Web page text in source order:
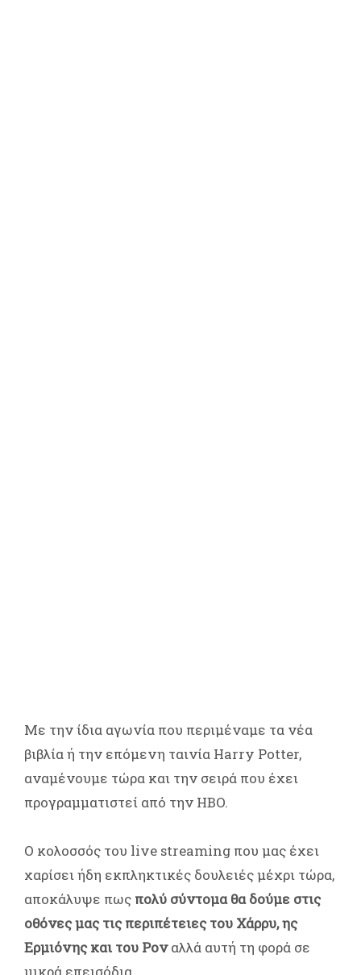
Με την ίδια αγωνία που περιμέναμε τα νέα
βιβλία ή την επόμενη ταινία Harry Potter,
αναμένουμε τώρα και την σειρά που έχει
προγραμματιστεί από την HBO.
Ο κολοσσός του live streaming που μας έχει
χαρίσει ήδη εκπληκτικές δουλειές μέχρι τώρα,
αποκάλυψε πως πολύ σύντομα θα δούμε στις
οθόνες μας τις περιπέτειες του Χάρρυ, ης
Ερμιόνης και του Ροναλλά αυτή τη φορά σε
μικρά επεισόδια.